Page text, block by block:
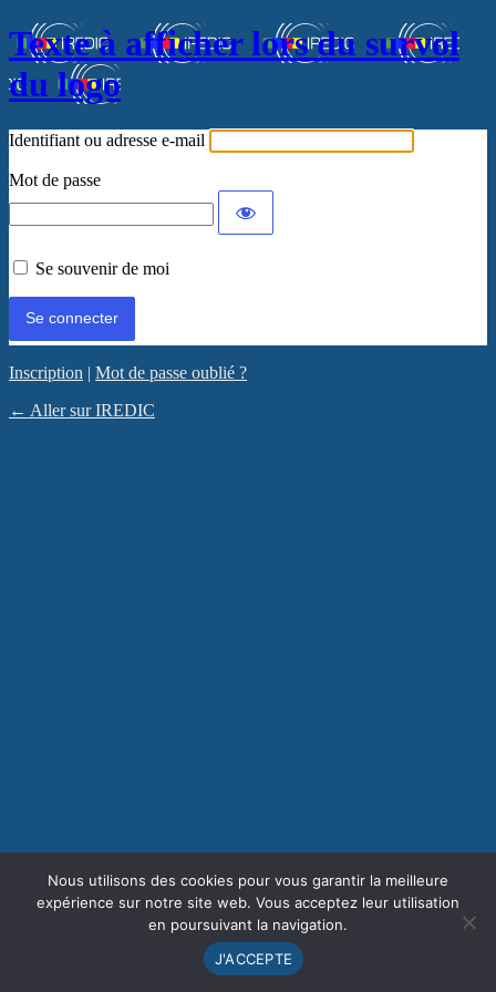
Texte à afficher lors du survol
du logo
Identifiant ou adresse e-mail
Mot de passe
Se souvenir de moi
Inscription | Mot de passe oublié ?
← Aller sur IREDIC
Nous utilisons des cookies pour vous garantir la meilleure
expérience sur notre site web. Vous acceptez leur utilisation
en poursuivant la navigation.
J'ACCEPTE